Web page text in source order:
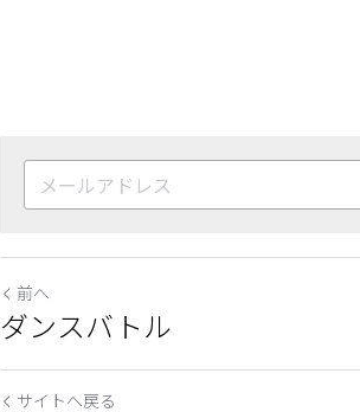
前へ
ダンスバトル
サイトへ戻る